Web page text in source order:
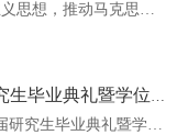
为深入学习贯彻习近平新时代中国特色社会主义思想，推动马克思主义理论学习从课堂延伸至现场、从书本走向实...
东华大学马克思主义学院举行2026届研究生毕业典礼暨学位授予仪式
3月31日下午，东华大学马克思主义学院2026届研究生毕业典礼暨学位授予仪式在松江校区1号学院楼424会议室举...